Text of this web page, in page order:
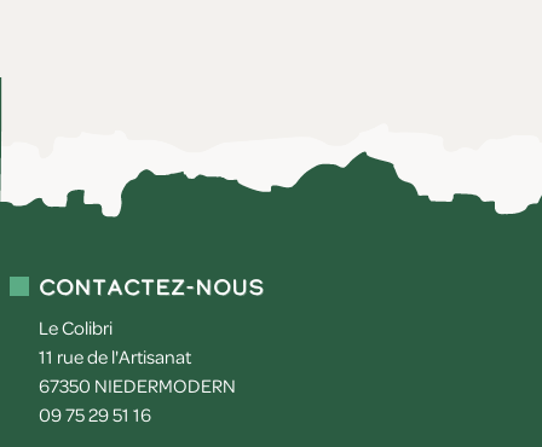
Contactez-nous
Le Colibri
11 rue de l'Artisanat
67350 NIEDERMODERN
09 75 29 51 16